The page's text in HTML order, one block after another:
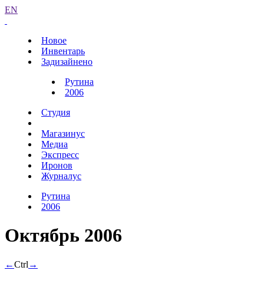
EN
Новое
Инвентарь
Задизайнено
Рутина
2006
Студия
Магазинус
Медиа
Экспресс
Иронов
Журналус
Рутина
2006
Октябрь 2006
←Ctrl →